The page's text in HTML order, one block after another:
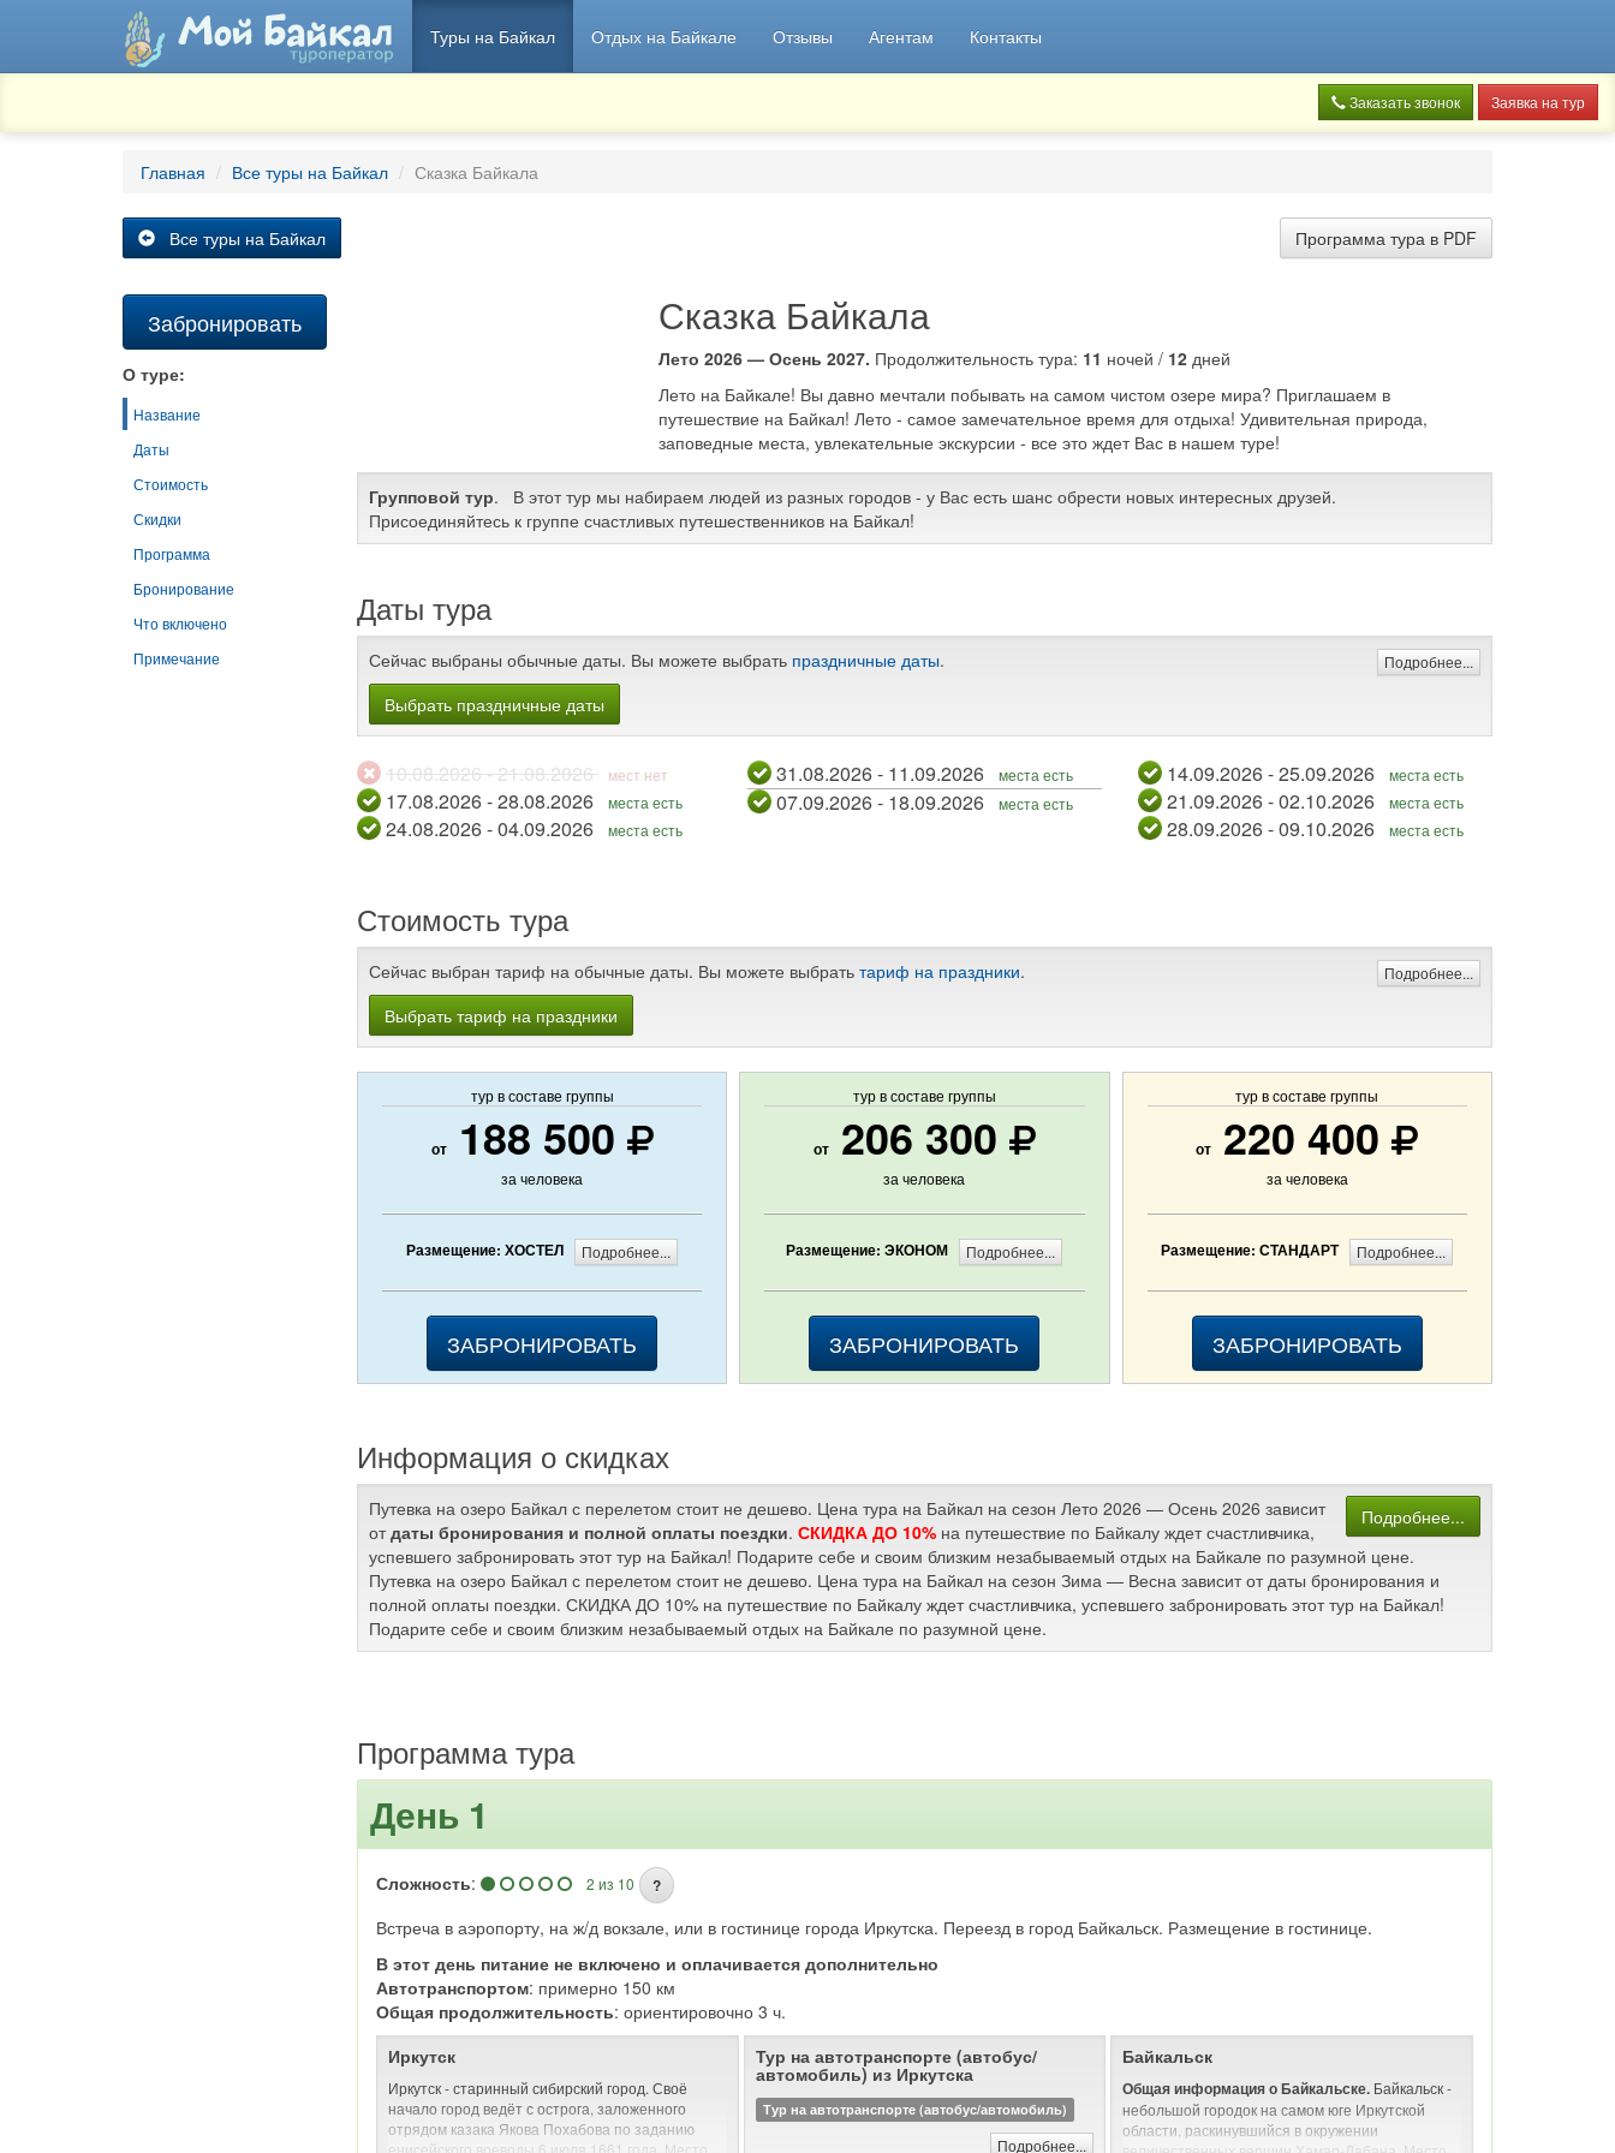
Туры на Байкал Отдых на Байкале Отзывы Агентам Контакты
Заказать звонок Заявка на тур
Главная Все туры на Байкал Сказка Байкала
Программа тура в PDF
Все туры на Байкал
Сказка Байкала
Лето 2026 — Осень 2027. Продолжительность тура: 11 ночей / 12 дней
Лето на Байкале! Вы давно мечтали побывать на самом чистом озере мира? Приглашаем в
путешествие на Байкал! Лето - самое замечательное время для отдыха! Удивительная природа,
заповедные места, увлекательные экскурсии - все это ждет Вас в нашем туре!
Групповой тур. В этот тур мы набираем людей из разных городов - у Вас есть шанс обрести новых интересных друзей.
Присоединяйтесь к группе счастливых путешественников на Байкал!
Даты тура
Сейчас выбраны обычные даты. Вы можете выбрать праздничные даты. Подробнее...
Выбрать праздничные даты
10.08.2026 - 21.08.2026 мест нет
17.08.2026 - 28.08.2026 места есть
24.08.2026 - 04.09.2026 места есть
31.08.2026 - 11.09.2026 места есть
07.09.2026 - 18.09.2026 места есть
14.09.2026 - 25.09.2026 места есть
21.09.2026 - 02.10.2026 места есть
28.09.2026 - 09.10.2026 места есть
Стоимость тура
Сейчас выбран тариф на обычные даты. Вы можете выбрать тариф на праздники. Подробнее...
Выбрать тариф на праздники
тур в составе группы
от188 500
за человека
Размещение: ХОСТЕЛ Подробнее...
ЗАБРОНИРОВАТЬ
тур в составе группы
от206 300
за человека
Размещение: ЭКОНОМ Подробнее...
ЗАБРОНИРОВАТЬ
тур в составе группы
от 220 400
за человека
Размещение: СТАНДАРТ Подробнее...
ЗАБРОНИРОВАТЬ
Информация о скидках
Подробнее...
Путевка на озеро Байкал с перелетом стоит не дешево. Цена тура на Байкал на сезон Лето 2026 — Осень 2026 зависит
отдаты бронирования и полной оплаты поездки. СКИДКА ДО 10% на путешествие по Байкалу ждет счастливчика,
успевшего забронировать этот тур на Байкал! Подарите себе и своим близким незабываемый отдых на Байкале по разумной цене.
Путевка на озеро Байкал с перелетом стоит не дешево. Цена тура на Байкал на сезон Зима — Весна зависит от даты бронирования и
полной оплаты поездки. СКИДКА ДО 10% на путешествие по Байкалу ждет счастливчика, успевшего забронировать этот тур на Байкал!
Подарите себе и своим близким незабываемый отдых на Байкале по разумной цене.
Программа тура
День 1
Сложность: 2 из 10 ?
Встреча в аэропорту, на ж/д вокзале, или в гостинице города Иркутска. Переезд в город Байкальск. Размещение в гостинице.
В этот день питание не включено и оплачивается дополнительно
Автотранспортом: примерно 150 км
Общая продолжительность: ориентировочно 3 ч.
Иркутск
Иркутск - старинный сибирский город. Своё
начало город ведёт с острога, заложенного
отрядом казака Якова Похабова по заданию
енисейского воеводы 6 июля 1661 года. Место
Тур на автотранспорте (автобус/
автомобиль) из Иркутска
Тур на автотранспорте (автобус/автомобиль)
Подробнее...
Байкальск
Общая информация о Байкальске. Байкальск -
небольшой городок на самом юге Иркутской
области, раскинувшийся в окружении
Забронировать
О туре:
Название
Даты
Стоимость
Скидки
Программа
Бронирование
Что включено
Примечание